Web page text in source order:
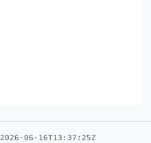
2026-06-16T13:37:25Z